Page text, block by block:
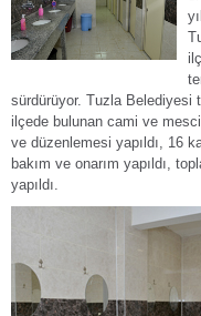
sürdürüyor. Tuzla Belediyesi
ilçede bulunan cami ve
ve düzenlemesi yapıldı, 16
bakım ve onarım yapıldı,
yapıldı.